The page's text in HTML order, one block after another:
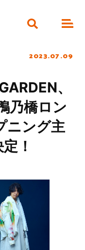
2023.07.09
、
乃橋ロン
ニング主
！